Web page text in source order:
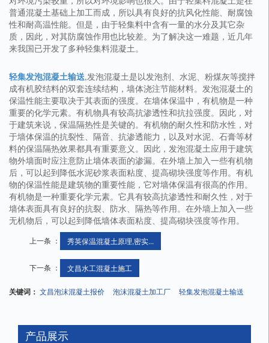
普通混凝土基础上加工而成，所以具有良好的抗风化性能、耐腐蚀
性和耐高温性能。但是，由于轻集料中含有一量的水分及其它杂
质，因此，对其防腐蚀作用也比较差。为了解决这一难题，近几年
来我国已开发了多种轻集料混凝土。
轻集发泡混凝土输送,发泡混凝土是以发泡剂、水泥、粉煤灰等搅拌
成有机胶结料的双套连续结构，墙体浇注节能材料。发泡混凝土的
保温性能主要取决于其表面的强度。在墙体保温中，有机物是一种
重要的化学元素。有机物具有较高抗渗透性和抗拉强度。因此，对
于建筑来说，保温隔热性是关键的。有机物的耐久性和防水性，对
于墙体保温的抗裂性、隔音、抗渗透能力，以及对水泥、石膏等材
料的保温隔热效果都具有重要意义。因此，发泡混凝土应用于建筑
物外墙面时应注意防止墙体表面的渗漏。在外墙上加入一些有机物
后，可以起到降低水泥砂浆表面粘度、提高砌块强度等作用。有机
物的保温性能是建筑物的重要性能，它对墙体保温有很高的作用。
有机物是一种重要化学元素。它具有较高抗渗透性和耐久性，对于
墙体表面具有良好的抗裂、防水、隔热等作用。在外墙上加入一些
无机物后，可以起到降低墙体表面粘度、提高砌块强度等作用。
上一条 ： 秀英保温混凝土原理,密实...
下一条 ： 文昌水工混凝土施工
关键词： 文昌泡沫混凝土报价 泡沫混凝土加工厂 轻集发泡混凝土输送
产品展示